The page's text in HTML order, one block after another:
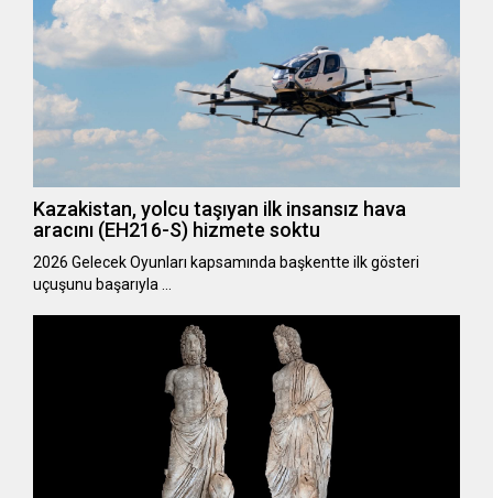
Kazakistan, yolcu taşıyan ilk insansız hava
aracını (EH216-S) hizmete soktu
2026 Gelecek Oyunları kapsamında başkentte ilk gösteri
uçuşunu başarıyla …